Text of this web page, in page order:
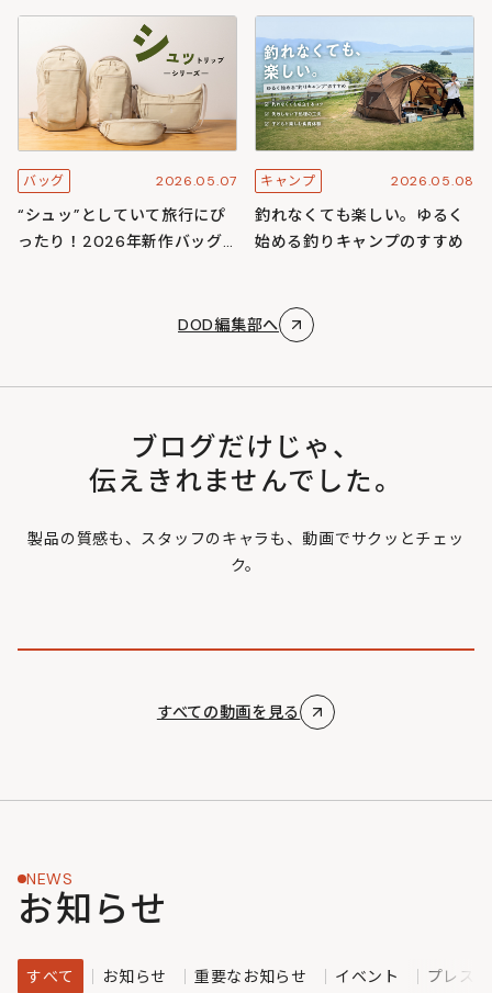
ズ
スキャンプ
バッグ 2026.05.07
“シュッ”としていて旅行にぴ
ったり！2026年新作バッグ
キャンプ 2026.05.08
釣れなくても楽しい。ゆるく
始める釣りキャンプのすすめ
DOD編集部へ
ブログだけじゃ、
伝えきれませんでした。
製品の質感も、スタッフのキャラも、動画でサクッとチェッ
ク。
すべての動画を見る
NEWS
お知らせ
すべて お知らせ 重要なお知らせ イベント プレス